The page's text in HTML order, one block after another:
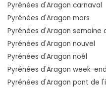
Pyrénées d'Aragon carnaval
Pyrénées d'Aragon mars
Pyrénées d'Aragon semaine
Pyrénées d'Aragon nouvel
Pyrénées d'Aragon noêl
Pyrénées d'Aragon week-end
Pyrénées d'Aragon pont de